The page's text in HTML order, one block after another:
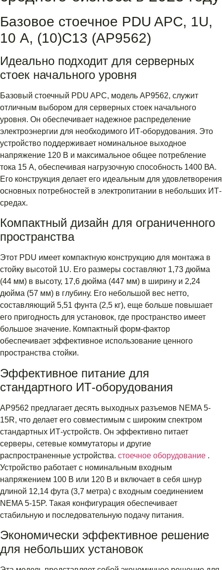
Базовое стоечное PDU APC, 1U,
10 А, (10)C13 (AP9562)
Идеально подходит для серверных
стоек начального уровня
Базовый стоечный PDU APC, модель AP9562, служит
отличным выбором для серверных стоек начального
уровня. Он обеспечивает надежное распределение
электроэнергии для необходимого ИТ-оборудования. Это
устройство поддерживает номинальное выходное
напряжение 120 В и максимальное общее потребление
тока 15 А, обеспечивая нагрузочную способность 1400 ВА.
Его конструкция делает его идеальным для удовлетворения
основных потребностей в электропитании в небольших ИТ-
средах.
Компактный дизайн для ограниченного
пространства
Этот PDU имеет компактную конструкцию для монтажа в
стойку высотой 1U. Его размеры составляют 1,73 дюйма
(44 мм) в высоту, 17,6 дюйма (447 мм) в ширину и 2,24
дюйма (57 мм) в глубину. Его небольшой вес нетто,
составляющий 5,51 фунта (2,5 кг), еще больше повышает
его пригодность для установок, где пространство имеет
большое значение. Компактный форм-фактор
обеспечивает эффективное использование ценного
пространства стойки.
Эффективное питание для
стандартного ИТ-оборудования
AP9562 предлагает десять выходных разъемов NEMA 5-
15R, что делает его совместимым с широким спектром
стандартных ИТ-устройств. Он эффективно питает
серверы, сетевые коммутаторы и другие
распространенные устройства. стоечное оборудование .
Устройство работает с номинальным входным
напряжением 100 В или 120 В и включает в себя шнур
длиной 12,14 фута (3,7 метра) с входным соединением
NEMA 5-15P. Такая конфигурация обеспечивает
стабильную и последовательную подачу питания.
Экономически эффективное решение
для небольших установок